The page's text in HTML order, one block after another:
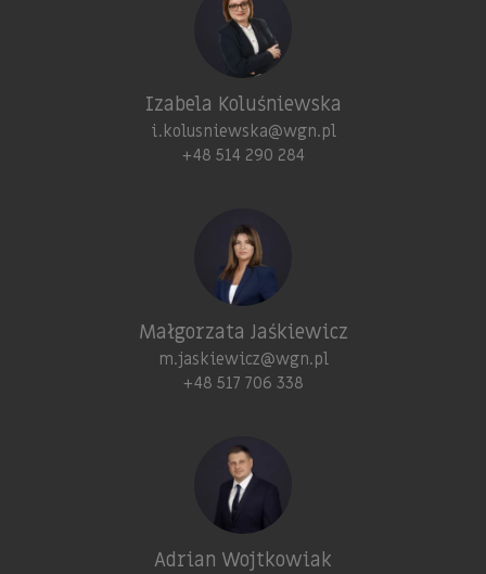
Izabela Koluśniewska
i.kolusniewska@wgn.pl
+48 514 290 284
Małgorzata Jaśkiewicz
m.jaskiewicz@wgn.pl
+48 517 706 338
Adrian Wojtkowiak